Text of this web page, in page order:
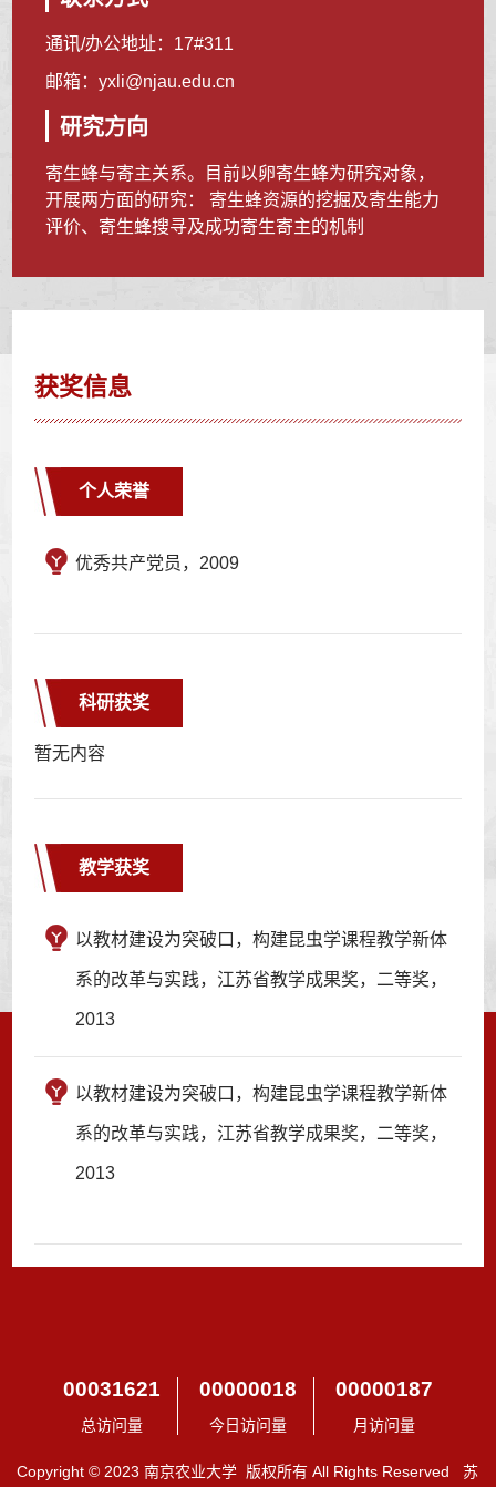
通讯/办公地址： 17#311
邮箱：yxli@njau.edu.cn
研究方向
寄生蜂与寄主关系。目前以卵寄生蜂为研究对象，
开展两方面的研究： 寄生蜂资源的挖掘及寄生能力
评价、寄生蜂搜寻及成功寄生寄主的机制
获奖信息
个人荣誉
优秀共产党员，2009
科研获奖
暂无内容
教学获奖
以教材建设为突破口，构建昆虫学课程教学新体
系的改革与实践，江苏省教学成果奖，二等奖，
2013
以教材建设为突破口，构建昆虫学课程教学新体
系的改革与实践，江苏省教学成果奖，二等奖，
2013
00031621
总访问量
00000018
今日访问量
00000187
月访问量
Copyright © 2023 南京农业大学 版权所有 All Rights Reserved 苏